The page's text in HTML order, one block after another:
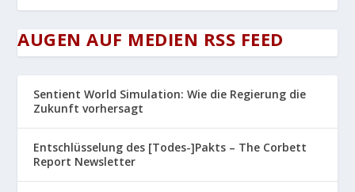
AUGEN AUF MEDIEN RSS FEED
Sentient World Simulation: Wie die Regierung die
Zukunft vorhersagt
Entschlüsselung des [Todes-]Pakts – The Corbett
Report Newsletter